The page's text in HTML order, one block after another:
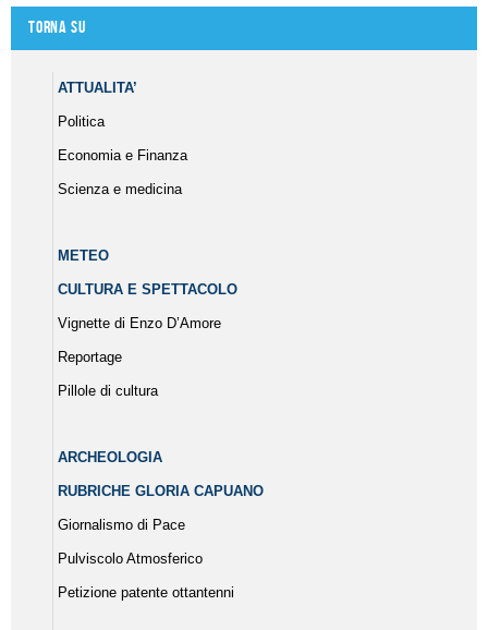
Torna su
ATTUALITA’
Politica
Economia e Finanza
Scienza e medicina
METEO
CULTURA E SPETTACOLO
Vignette di Enzo D’Amore
Reportage
Pillole di cultura
ARCHEOLOGIA
RUBRICHE GLORIA CAPUANO
Giornalismo di Pace
Pulviscolo Atmosferico
Petizione patente ottantenni